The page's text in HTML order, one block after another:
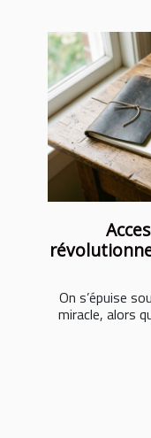
On s’épuise
miracle, alors